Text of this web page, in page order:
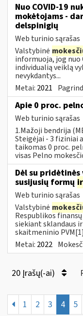
Nuo COVID-19
mokėtojams -
delspinigių
Web turinio sąrašas
Valstybinė
informuoja, jog nuo
individualią veiklą
nevykdantys...
Metai: 2021
Apie 0 proc.
Web turinio sąrašas
1.Mažoji bendrija
Steigėjai - 3 fiziniai
taikomas 0 proc.
visas Pelno
Dėl su
susijusių formų ir
Web turinio sąrašas
Valstybinė
Respublikos
siekiant sklandaus
skaitmeninio
Metai: 2022
20 Įrašų(-ai)
1 2 3 4 5